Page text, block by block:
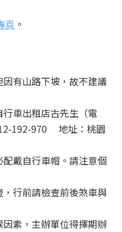
頁 。
有山路下坡，故不建議
車出租店古先生（電
192-970 地址：桃園
戴自行車帽。請注意個
行前請檢查前後煞車與
素，主辦單位得擇期辦